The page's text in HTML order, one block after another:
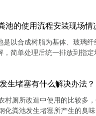
池的使用流程安装现场情
是以合成树脂为基体、玻璃
，简单处理后统一排放到指
生堵塞有什么解决办法？
村厕所改造中使用的比较多
化粪池发生堵塞所产生的臭